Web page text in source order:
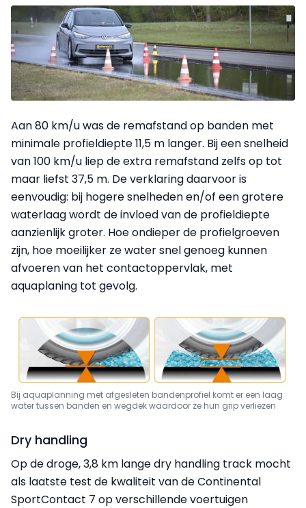
Aan 80 km/u was de remafstand op banden met
minimale profieldiepte 11,5 m langer. Bij een snelheid
van 100 km/u liep de extra remafstand zelfs op tot
maar liefst 37,5 m. De verklaring daarvoor is
eenvoudig: bij hogere snelheden en/of een grotere
waterlaag wordt de invloed van de profieldiepte
aanzienlijk groter. Hoe ondieper de profielgroeven
zijn, hoe moeilijker ze water snel genoeg kunnen
afvoeren van het contactoppervlak, met
aquaplaning tot gevolg.
Bij aquaplanning met afgesleten bandenprofiel komt er een laag
water tussen banden en wegdek waardoor ze hun grip verliezen
Dry handling
Op de droge, 3,8 km lange dry handling track mocht
als laatste test de kwaliteit van de Continental
SportContact 7 op verschillende voertuigen